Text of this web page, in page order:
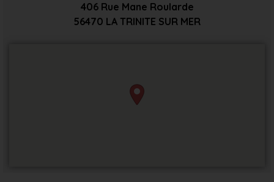
406 Rue Mane Roularde
56470 LA TRINITE SUR MER